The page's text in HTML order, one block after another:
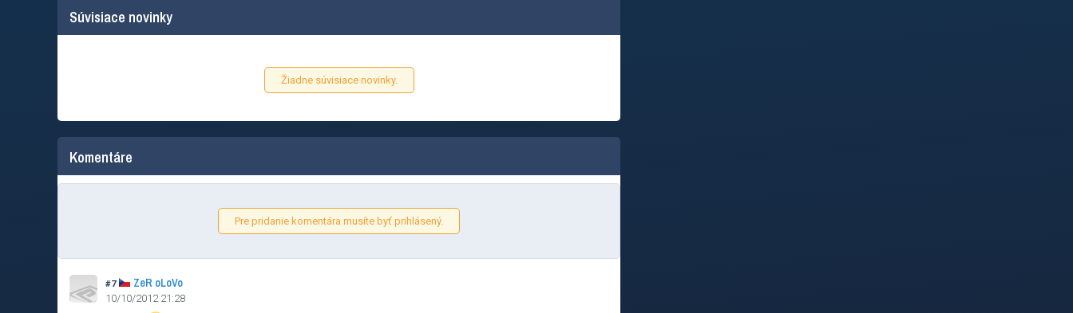
Súvisiace novinky
Žiadne súvisiace novinky.
Komentáre
Pre pridanie komentára musíte byť prihlásený.
#7 ZeR oLoVo
10/10/2012 21:28